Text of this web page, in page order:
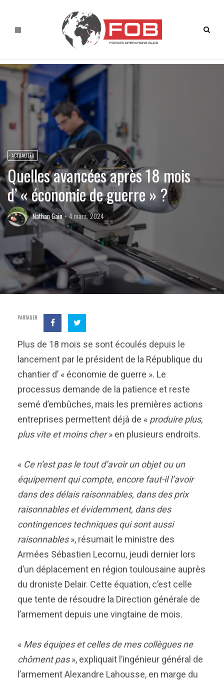
ACTUALITÉS
Quelles avancées après 18 mois
d’ « économie de guerre » ?
Nathan Gain 4 mars, 2024
PARTAGER
Plus de 18 mois se sont écoulés depuis le
lancement par le président de la République du
chantier d’ « économie de guerre ». Le
processus demande de la patience et reste
semé d’embûches, mais les premières actions
entreprises permettent déjà de « produire plus,
plus vite et moins cher» en plusieurs endroits.
« Ce n’est pas le tout d’avoir un objet ou un
équipement qui compte, encore faut-il l’avoir
dans des délais raisonnables, dans des prix
raisonnables et évidemment, dans des
contingences techniques qui sont aussi
raisonnables», résumait le ministre des
Armées Sébastien Lecornu, jeudi dernier lors
d’un déplacement en région toulousaine auprès
du droniste Delair. Cette équation, c’est celle
que tente de résoudre la Direction générale de
l’armement depuis une vingtaine de mois.
« Mes équipes et celles de mes collègues ne
chôment pas», expliquait l’ingénieur général de
l’armement Alexandre Lahousse, en marge du